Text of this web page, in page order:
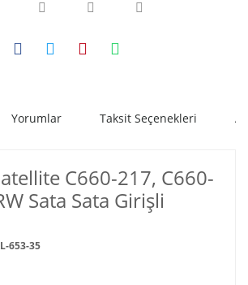
Yorumlar Taksit Seçenekleri
C660-217, C660-
Sata Sata Girişli
653-35